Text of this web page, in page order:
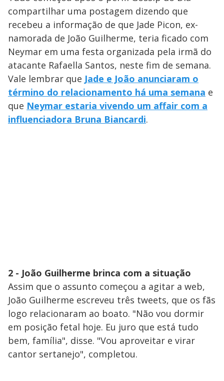
compartilhar uma postagem dizendo que
recebeu a informação de que Jade Picon, ex-
namorada de João Guilherme, teria ficado com
Neymar em uma festa organizada pela irmã do
atacante Rafaella Santos, neste fim de semana.
Vale lembrar que Jade e João anunciaram o
término do relacionamento há uma semana e
que Neymar estaria vivendo um affair com a
influenciadora Bruna Biancardi.
2 - João Guilherme brinca com a situação
Assim que o assunto começou a agitar a web,
João Guilherme escreveu três tweets, que os fãs
logo relacionaram ao boato. "Não vou dormir
em posição fetal hoje. Eu juro que está tudo
bem, família", disse. "Vou aproveitar e virar
cantor sertanejo", completou.